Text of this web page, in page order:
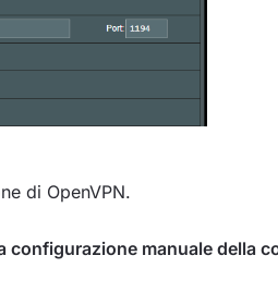
di OpenVPN.
configurazione manuale della